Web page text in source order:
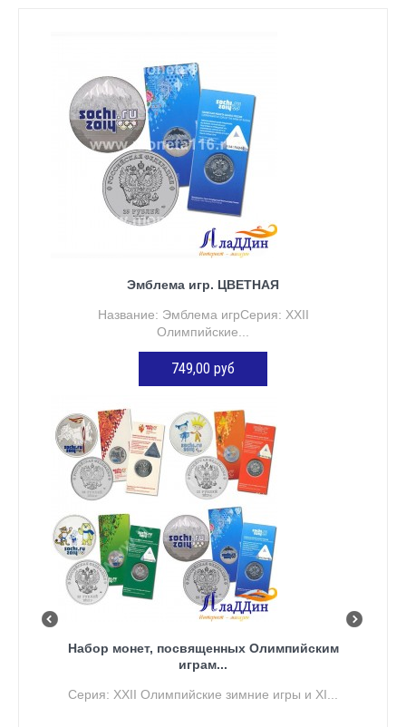
Эмблема игр. ЦВЕТНАЯ
Название: Эмблема игрСерия: XXII
Олимпийские...
749,00 руб
Набор монет, посвященных Олимпийским
играм...
Серия: XXII Олимпийские зимние игры и XI...